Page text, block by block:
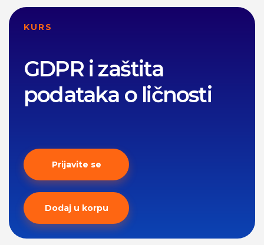
KURS
GDPR i zaštita
podataka o ličnosti
Prijavite se
Dodaj u korpu